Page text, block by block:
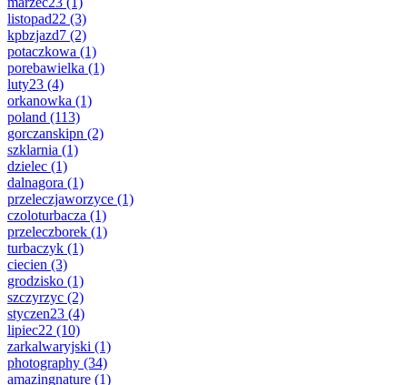
listopad22 (3)
kpbzjazd7 (2)
potaczkowa (1)
porebawielka (1)
luty23 (4)
orkanowka (1)
poland (113)
gorczanskipn (2)
szklarnia (1)
dzielec (1)
dalnagora (1)
przeleczjaworzyce (1)
czoloturbacza (1)
przeleczborek (1)
turbaczyk (1)
ciecien (3)
grodzisko (1)
szczyrzyc (2)
styczen23 (4)
lipiec22 (10)
zarkalwaryjski (1)
photography (34)
amazingnature (1)